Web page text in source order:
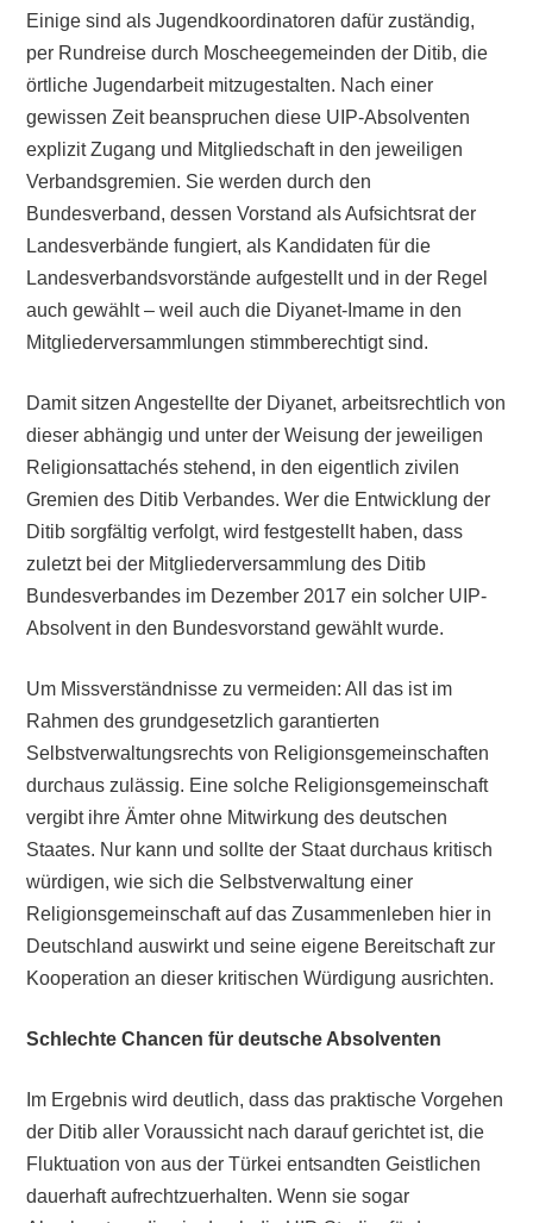
Einige sind als Jugendkoordinatoren dafür zuständig,
per Rundreise durch Moscheegemeinden der Ditib, die
örtliche Jugendarbeit mitzugestalten. Nach einer
gewissen Zeit beanspruchen diese UIP-Absolventen
explizit Zugang und Mitgliedschaft in den jeweiligen
Verbandsgremien. Sie werden durch den
Bundesverband, dessen Vorstand als Aufsichtsrat der
Landesverbände fungiert, als Kandidaten für die
Landesverbandsvorstände aufgestellt und in der Regel
auch gewählt – weil auch die Diyanet-Imame in den
Mitgliederversammlungen stimmberechtigt sind.
Damit sitzen Angestellte der Diyanet, arbeitsrechtlich von
dieser abhängig und unter der Weisung der jeweiligen
Religionsattachés stehend, in den eigentlich zivilen
Gremien des Ditib Verbandes. Wer die Entwicklung der
Ditib sorgfältig verfolgt, wird festgestellt haben, dass
zuletzt bei der Mitgliederversammlung des Ditib
Bundesverbandes im Dezember 2017 ein solcher UIP-
Absolvent in den Bundesvorstand gewählt wurde.
Um Missverständnisse zu vermeiden: All das ist im
Rahmen des grundgesetzlich garantierten
Selbstverwaltungsrechts von Religionsgemeinschaften
durchaus zulässig. Eine solche Religionsgemeinschaft
vergibt ihre Ämter ohne Mitwirkung des deutschen
Staates. Nur kann und sollte der Staat durchaus kritisch
würdigen, wie sich die Selbstverwaltung einer
Religionsgemeinschaft auf das Zusammenleben hier in
Deutschland auswirkt und seine eigene Bereitschaft zur
Kooperation an dieser kritischen Würdigung ausrichten.
Schlechte Chancen für deutsche Absolventen
Im Ergebnis wird deutlich, dass das praktische Vorgehen
der Ditib aller Voraussicht nach darauf gerichtet ist, die
Fluktuation von aus der Türkei entsandten Geistlichen
dauerhaft aufrechtzuerhalten. Wenn sie sogar